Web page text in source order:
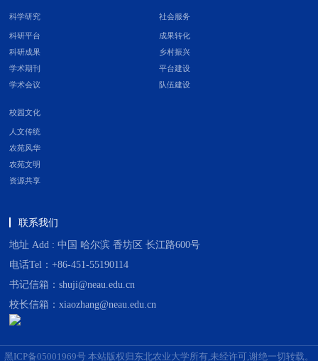
科学研究
科研平台
科研成果
学术期刊
学术会议
社会服务
成果转化
乡村振兴
平台建设
队伍建设
校园文化
人文传统
农苑风华
农苑文明
资源共享
联系我们
地址 Add : 中国 哈尔滨 香坊区 长江路600号
电话Tel：+86-451-55190114
书记信箱：shuji@neau.edu.cn
校长信箱：xiaozhang@neau.edu.cn
黑ICP备05001969号 本站版权归东北农业大学所有,未经许可,谢绝一切转载。